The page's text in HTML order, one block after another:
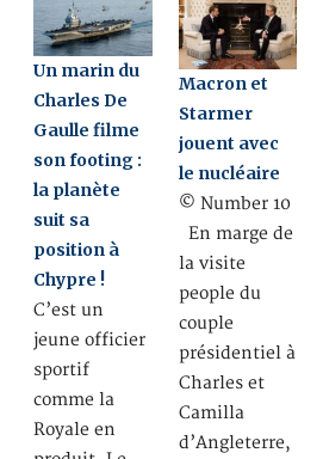
Un marin du
Charles De
Gaulle filme
son footing :
la planète
suit sa
position à
Chypre !
C’est un
jeune officier
sportif
comme la
Royale en
Macron et
Starmer
jouent avec
le nucléaire
© Number 10
En marge de
la visite
people du
couple
présidentiel à
Charles et
Camilla
d’Angleterre,